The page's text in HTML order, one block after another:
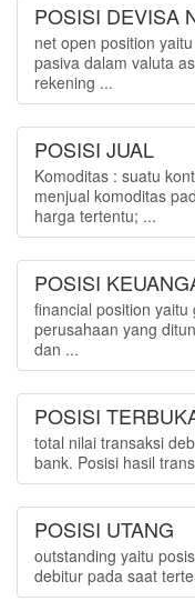
POSISI DEVISA
net open position
pasiva dalam valuta
rekening ...
POSISI JUAL
Komoditas : suatu
menjual komoditas
harga tertentu; ...
POSISI
financial position
perusahaan yang
dan ...
POSISI
total nilai transaksi
bank. Posisi hasil
POSISI UTANG
outstanding yaitu
debitur pada saat